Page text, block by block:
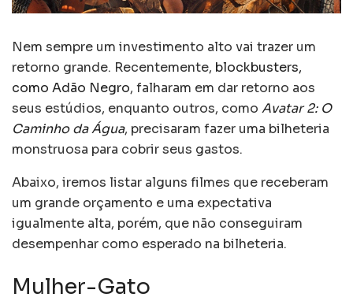
Nem sempre um investimento alto vai trazer um
retorno grande. Recentemente, blockbusters,
como Adão Negro, falharam em dar retorno aos
seus estúdios, enquanto outros, como Avatar 2: O
Caminho da Água, precisaram fazer uma bilheteria
monstruosa para cobrir seus gastos.
Abaixo, iremos listar alguns filmes que receberam
um grande orçamento e uma expectativa
igualmente alta, porém, que não conseguiram
desempenhar como esperado na bilheteria.
Mulher-Gato